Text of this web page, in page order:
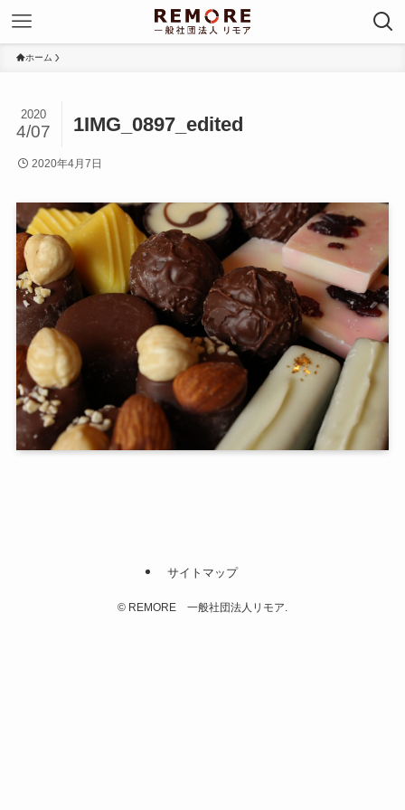
ホーム
1IMG_0897_edited
2020
4/07
2020年4月7日
サイトマップ
© REMORE 一般社団法人リモア.